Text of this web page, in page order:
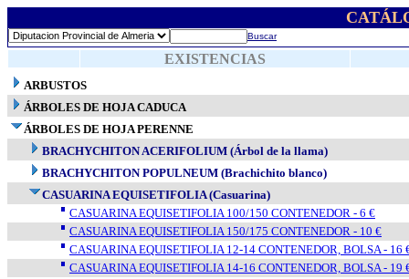
Buscar
EXISTENCIAS
ARBUSTOS
ÁRBOLES DE HOJA CADUCA
ÁRBOLES DE HOJA PERENNE
BRACHYCHITON ACERIFOLIUM (Árbol de la llama)
BRACHYCHITON POPULNEUM (Brachichito blanco)
CASUARINA EQUISETIFOLIA (Casuarina)
CASUARINA EQUISETIFOLIA 100/150 CONTENEDOR - 6 €
CASUARINA EQUISETIFOLIA 150/175 CONTENEDOR - 10 €
CASUARINA EQUISETIFOLIA 12-14 CONTENEDOR, BOLSA - 16
CASUARINA EQUISETIFOLIA 14-16 CONTENEDOR, BOLSA - 19